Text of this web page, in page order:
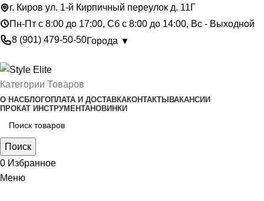
г. Киров ул. 1-й Кирпичный переулок д. 11Г
Пн-Пт с 8:00 до 17:00, Сб с 8:00 до 14:00, Вс - Выходной
8 (901) 479-50-50Города ▼
Категории Товаров
О НАСБЛОГОПЛАТА И ДОСТАВКАКОНТАКТЫ ВАКАНСИИ
ПРОКАТ ИНСТРУМЕНТАНОВИНКИ
Поиск
0 Избранное
Меню